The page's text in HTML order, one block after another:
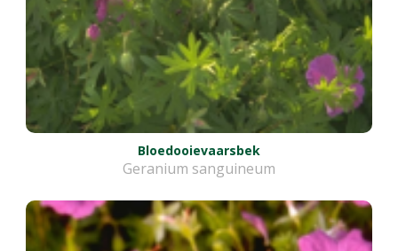
Bloedooievaarsbek
Geranium sanguineum